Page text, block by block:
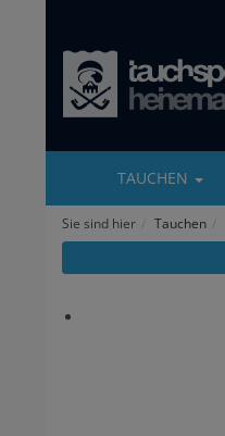
TAUCHEN
Sie sind hier Tauchen